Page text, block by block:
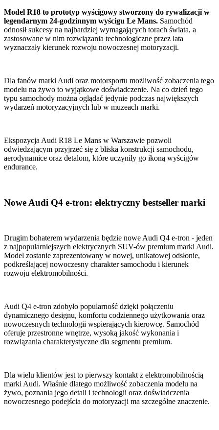
Model R18 to prototyp wyścigowy stworzony do rywalizacji w
legendarnym 24-godzinnym wyścigu Le Mans. Samochód
odnosił sukcesy na najbardziej wymagających torach świata, a
zastosowane w nim rozwiązania technologiczne przez lata
wyznaczały kierunek rozwoju nowoczesnej motoryzacji.
Dla fanów marki Audi oraz motorsportu możliwość zobaczenia tego
modelu na żywo to wyjątkowe doświadczenie. Na co dzień tego
typu samochody można oglądać jedynie podczas największych
wydarzeń motoryzacyjnych lub w muzeach marki.
Ekspozycja Audi R18 Le Mans w Warszawie pozwoli
odwiedzającym przyjrzeć się z bliska konstrukcji samochodu,
aerodynamice oraz detalom, które uczyniły go ikoną wyścigów
endurance.
Nowe Audi Q4 e-tron: elektryczny bestseller marki
Drugim bohaterem wydarzenia będzie nowe Audi Q4 e-tron - jeden
z najpopularniejszych elektrycznych SUV-ów premium marki Audi.
Model zostanie zaprezentowany w nowej, unikatowej odsłonie,
podkreślającej nowoczesny charakter samochodu i kierunek
rozwoju elektromobilności.
Audi Q4 e-tron zdobyło popularność dzięki połączeniu
dynamicznego designu, komfortu codziennego użytkowania oraz
nowoczesnych technologii wspierających kierowcę. Samochód
oferuje przestronne wnętrze, wysoką jakość wykonania i
rozwiązania charakterystyczne dla segmentu premium.
Dla wielu klientów jest to pierwszy kontakt z elektromobilnością
marki Audi. Właśnie dlatego możliwość zobaczenia modelu na
żywo, poznania jego detali i technologii oraz doświadczenia
nowoczesnego podejścia do motoryzacji ma szczególne znaczenie.